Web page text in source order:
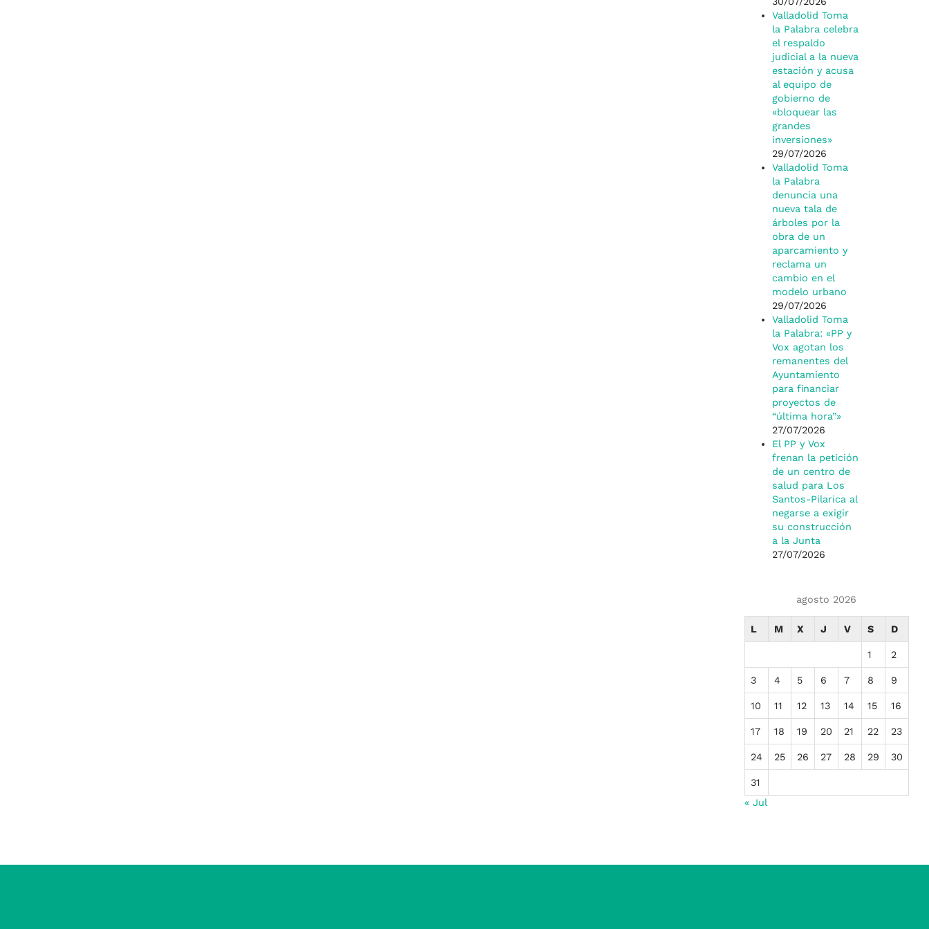
Valladolid Toma
la Palabra celebra
el respaldo
judicial a la nueva
estación y acusa
al equipo de
gobierno de
«bloquear las
grandes
inversiones»
29/07/2026
Valladolid Toma
la Palabra
denuncia una
nueva tala de
árboles por la
obra de un
aparcamiento y
reclama un
cambio en el
modelo urbano
29/07/2026
Valladolid Toma
la Palabra: «PP y
Vox agotan los
remanentes del
Ayuntamiento
para financiar
proyectos de
“última hora”»
27/07/2026
El PP y Vox
frenan la petición
de un centro de
salud para Los
Santos-Pilarica al
negarse a exigir
su construcción
a la Junta
27/07/2026
agosto 2026
L M X J V S D
1 2
3 4 5 6 7 8 9
10 11 12 13 14 15 16
17 18 19 20 21 22 23
24 25 26 27 28 29 30
31
« Jul